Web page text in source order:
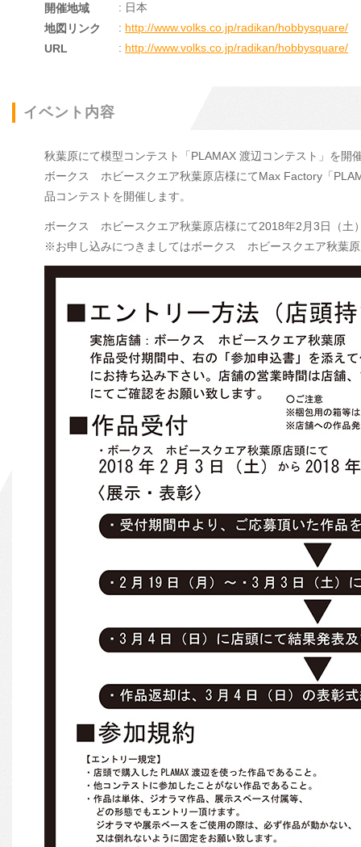
開催地域
: 日本
地図リンク
: http://www.volks.co.jp/radikan/hobbysquare/
URL
: http://www.volks.co.jp/radikan/hobbysquare/
イベント内容
秋葉原にて模型コンテスト「PLAMAX 渡辺コンテスト」を開
ボークス ホビースクエア秋葉原店様にてMax Factory「
品コンテストを開催します。
ボークス ホビースクエア秋葉原店様にて2018年2月3日（土
※お申し込みにつきましてはボークス ホビースクエア秋葉